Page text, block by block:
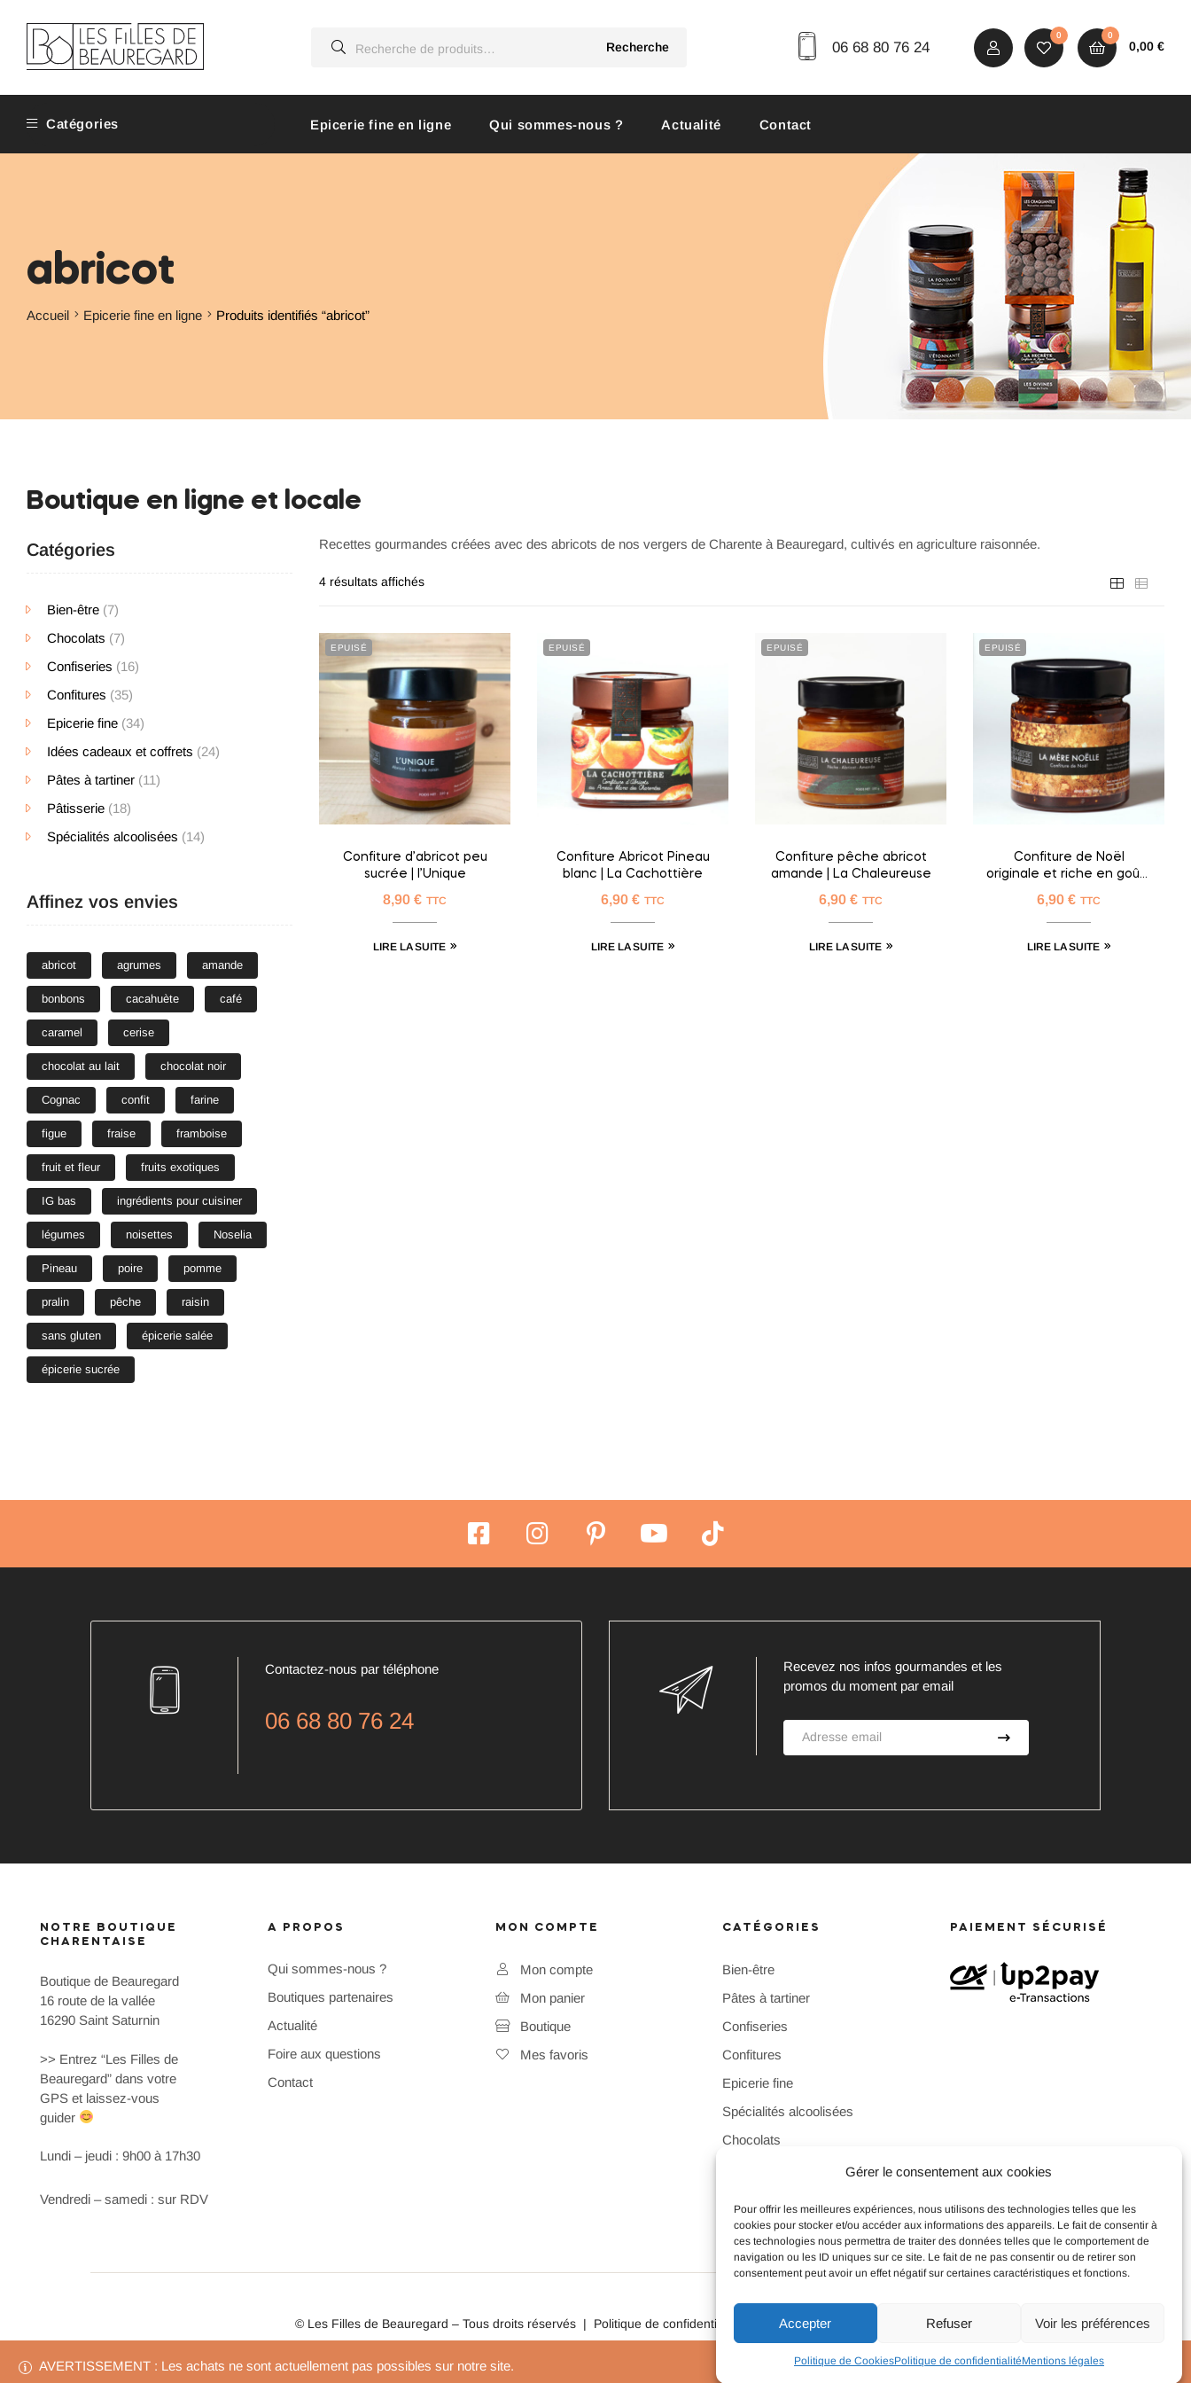
Gérer le consentement aux cookies
Pour offrir les meilleures expériences, nous utilisons des technologies telles que les
cookies pour stocker et/ou accéder aux informations des appareils. Le fait de consentir à
ces technologies nous permettra de traiter des données telles que le comportement de
navigation ou les ID uniques sur ce site. Le fait de ne pas consentir ou de retirer son
consentement peut avoir un effet négatif sur certaines caractéristiques et fonctions.
Accepter Refuser Voir les préférences
Politique de CookiesPolitique de confidentialitéMentions légales
AVERTISSEMENT : Les achats ne sont actuellement pas possibles sur notre site.
Recherche 06 68 80 76 24
0 0
0,00 €
Catégories Epicerie fine en ligne Qui sommes-nous ? Actualité Contact
abricot
Accueil Epicerie fine en ligne Produits identifiés “abricot”
Boutique en ligne et locale
Recettes gourmandes créées avec des abricots de nos vergers de Charente à Beauregard, cultivés en agriculture raisonnée.
4 résultats affichés
EPUISÉ
Confiture d’abricot peu
sucrée | l’Unique
8,90 € TTC
LIRE LA SUITE
EPUISÉ
Confiture Abricot Pineau
blanc | La Cachottière
6,90 € TTC
LIRE LA SUITE
EPUISÉ
Confiture pêche abricot
amande | La Chaleureuse
6,90 € TTC
LIRE LA SUITE
EPUISÉ
Confiture de Noël
originale et riche en goût |
La Mère Noëlle
6,90 € TTC
LIRE LA SUITE
Catégories
Bien-être (7)
Chocolats (7)
Confiseries (16)
Confitures (35)
Epicerie fine (34)
Idées cadeaux et coffrets (24)
Pâtes à tartiner (11)
Pâtisserie (18)
Spécialités alcoolisées (14)
Affinez vos envies
abricot agrumes amande
bonbons cacahuète café
caramel cerise
chocolat au lait chocolat noir
Cognac confit farine
figue fraise framboise
fruit et fleur fruits exotiques
IG bas ingrédients pour cuisiner
légumes noisettes Noselia
Pineau poire pomme
pralin pêche raisin
sans gluten épicerie salée
épicerie sucrée
Contactez-nous par téléphone
06 68 80 76 24
Recevez nos infos gourmandes et les
promos du moment par email
NOTRE BOUTIQUE
CHARENTAISE
Boutique de Beauregard
16 route de la vallée
16290 Saint Saturnin
>> Entrez “Les Filles de
Beauregard” dans votre
GPS et laissez-vous
guider
Lundi – jeudi : 9h00 à 17h30
Vendredi – samedi : sur RDV
A PROPOS
Qui sommes-nous ?
Boutiques partenaires
Actualité
Foire aux questions
Contact
MON COMPTE
Mon compte
Mon panier
Boutique
Mes favoris
CATÉGORIES
Bien-être
Pâtes à tartiner
Confiseries
Confitures
Epicerie fine
Spécialités alcoolisées
Chocolats
PAIEMENT SÉCURISÉ
© Les Filles de Beauregard – Tous droits réservés | Politique de confidentialité Mentions légales